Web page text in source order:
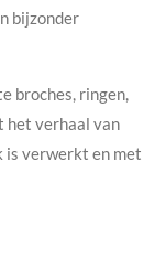
bijzonder
broches, ringen,
het verhaal van
is verwerkt en met